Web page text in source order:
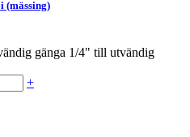
(mässing)
gänga 1/4" till utvändig
+